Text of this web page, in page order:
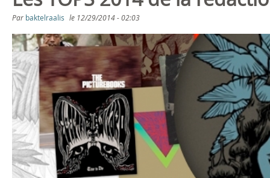
s
ê
t
e
s
i
c
Par baktelraalis le 12/29/2014 - 02:03